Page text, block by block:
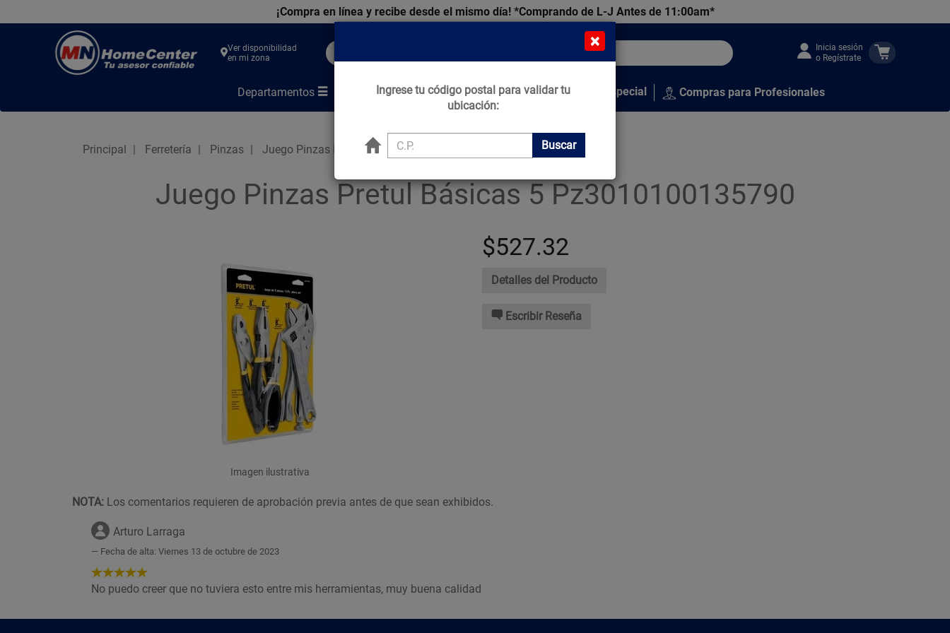
¡Compra en línea y recibe desde el mismo día! *Comprando de L-J Antes de 11:00am*
Center
Ver disponibilidad
en mi zona
Inicia sesión
o Regístrate
Departamentos Marcas Tips que Construyen Venta Especial Compras para Profesionales
Principal Ferretería Pinzas Juego Pinzas Pretul Básicas 5 Pz
Juego Pinzas Pretul Básicas 5 Pz3010100135790
Imagen ilustrativa
$527.32
Detalles del Producto
Escribir Reseña
NOTA: Los comentarios requieren de aprobación previa antes de que sean exhibidos.
Arturo Larraga
Fecha de alta: Viernes 13 de octubre de 2023
5
de
Estrellas!
No puedo creer que no tuviera esto entre mis herramientas, muy buena calidad
×
Ingrese tu código postal para validar tu
ubicación:
Buscar